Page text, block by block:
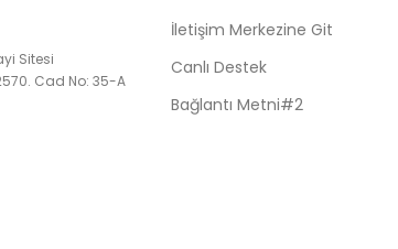
Sitesi
Cad No: 35-A
İletişim Merkezine Git
Canlı Destek
Bağlantı Metni#2